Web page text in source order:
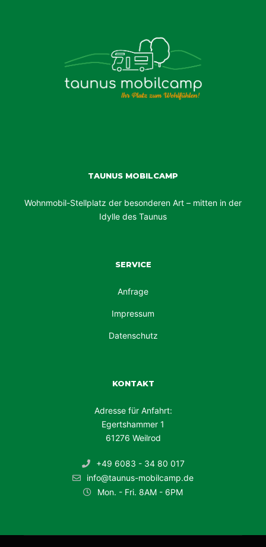
TAUNUS MOBILCAMP
Wohnmobil-Stellplatz der besonderen Art – mitten in der
Idylle des Taunus
SERVICE
Anfrage
Impressum
Datenschutz
KONTAKT
Adresse für Anfahrt:
Egertshammer 1
61276 Weilrod
+49 6083 - 34 80 017
info@taunus-mobilcamp.de
Mon. - Fri. 8AM - 6PM